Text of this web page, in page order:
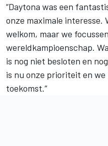
“Daytona was een
onze maximale interesse.
welkom, maar we
wereldkampioenschap.
is nog niet besloten en
is nu onze prioriteit en we
toekomst.”